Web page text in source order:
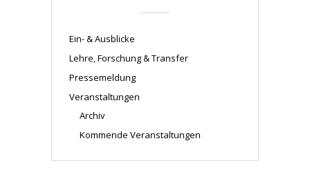
Ein- & Ausblicke
Lehre, Forschung & Transfer
Pressemeldung
Veranstaltungen
Archiv
Kommende Veranstaltungen